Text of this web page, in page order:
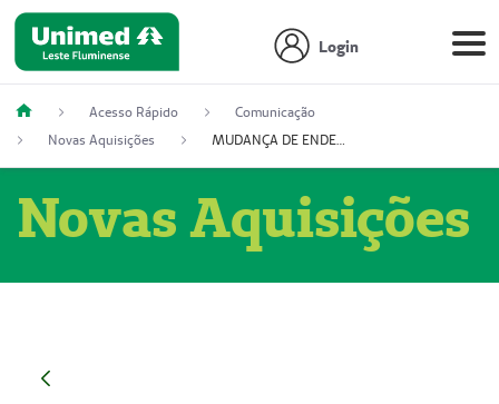
Login
Acesso Rápido
Comunicação
Novas Aquisições
MUDANÇA DE ENDEREÇO - DIAGITAB SERVIÇOS MÉDICOS LTDA (54003267-5)
Novas Aquisições